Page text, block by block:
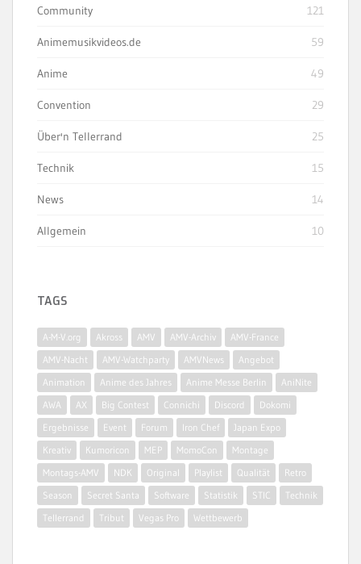
Community 121
Animemusikvideos.de 59
Anime 49
Convention 29
Über'n Tellerrand 25
Technik 15
News 14
Allgemein 10
TAGS
A-M-V.org Akross AMV AMV-Archiv
AMV-France
AMV-Nacht
AMV-Watchparty AMVNews
Angebot
Animation
Anime des Jahres Anime Messe Berlin
AniNite
AWA
AX Big Contest Connichi Discord
Dokomi
Ergebnisse
Event Forum Iron Chef
Japan Expo
Kreativ
Kumoricon MEP MomoCon
Montage
Montags-AMV
NDK Original Playlist Qualität
Retro
Season
Secret Santa Software Statistik STIC
Technik
Tellerrand
Tribut Vegas Pro Wettbewerb